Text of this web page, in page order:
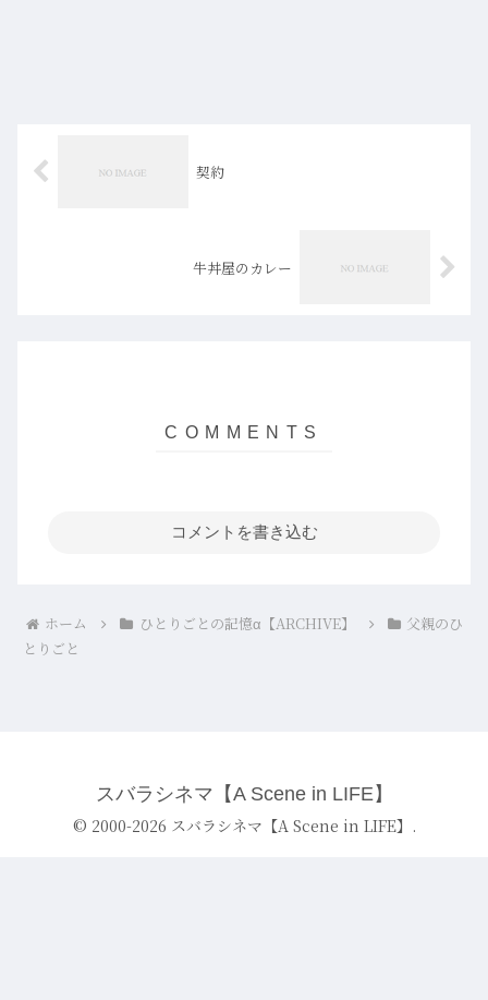
契約
牛丼屋のカレー
コメントを書き込む
ホーム ひとりごとの記憶α【ARCHIVE】
父親のひ
とりごと
スバラシネマ【A Scene in LIFE】
© 2000-2026 スバラシネマ【A Scene in LIFE】.